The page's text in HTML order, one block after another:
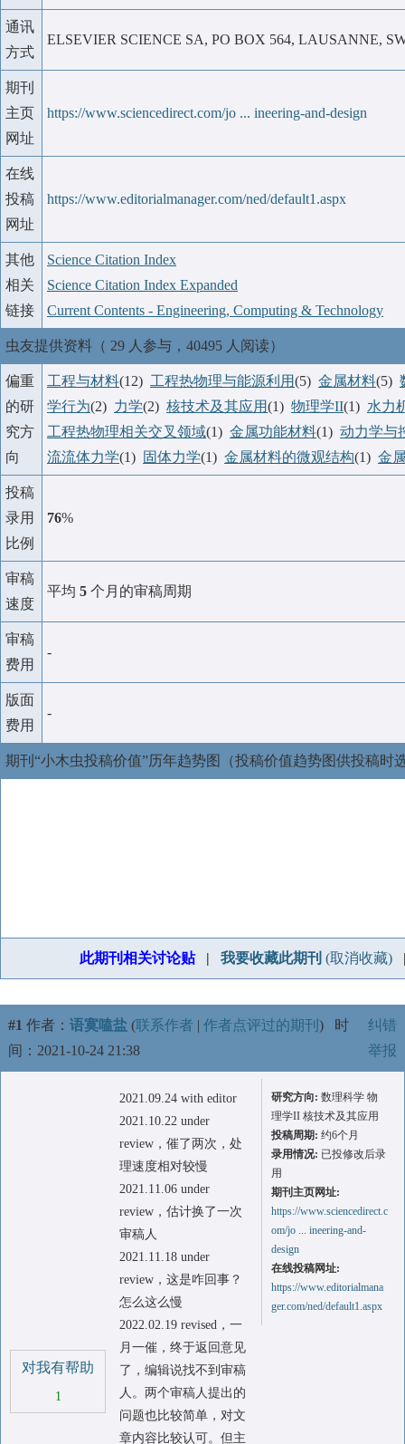
通讯
方式
ELSEVIER SCIENCE SA, PO BOX 564, LAUSANNE,
期刊
主页
网址
https://www.sciencedirect.com/jo ... ineering-and-design
在线
投稿
网址
https://www.editorialmanager.com/ned/default1.aspx
其他
相关
链接
Science Citation Index
Science Citation Index Expanded
Current Contents - Engineering, Computing & Technology
虫友提供资料（ 29 人参与，40495 人阅读）
偏重
的研
究方
向
工程与材料(12) 工程热物理与能源利用(5) 金属材料(5)
学行为(2) 力学(2) 核技术及其应用(1) 物理学II(1) 水力
工程热物理相关交叉领域(1) 金属功能材料(1) 动力学与
流流体力学(1) 固体力学(1) 金属材料的微观结构(1) 金
投稿
录用
比例
76%
审稿
速度
平均 5 个月的审稿周期
审稿
费用
-
版面
费用
-
期刊“小木虫投稿价值”历年趋势图（投稿价值趋势图供投稿时
此期刊相关讨论贴| 我要收藏此期刊 (取消收藏)
#1 作者： 语寞嗑盐 (联系作者 | 作者点评过的期刊 ) 时
间：2021-10-24 21:38
纠错
举报
对我有帮助
1
2021.09.24 with editor
2021.10.22 under
review，催了两次，处
理速度相对较慢
2021.11.06 under
review，估计换了一次
审稿人
2021.11.18 under
review，这是咋回事？
怎么这么慢
2022.02.19 revised，一
月一催，终于返回意见
了，编辑说找不到审稿
人。两个审稿人提出的
问题也比较简单，对文
章内容比较认可。但主
研究方向: 数理科学 物
理学II 核技术及其应用
投稿周期: 约6个月
录用情况: 已投修改后录
用
期刊主页网址:
https://www.sciencedirect.c
om/jo ... ineering-and-
design
在线投稿网址:
https://www.editorialmana
ger.com/ned/default1.aspx